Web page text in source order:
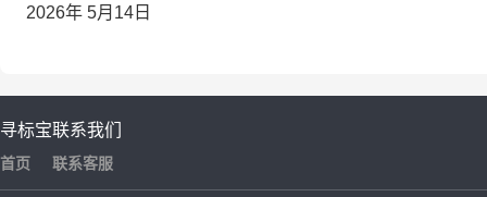
2026年 5月14日
寻标宝
首页
联系我们
联系客服